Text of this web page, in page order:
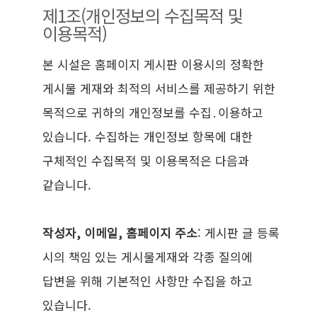
제1조(개인정보의 수집목적 및
이용목적)
본 시설은 홈페이지 게시판 이용시의 정확한
게시물 게재와 최적의 서비스를 제공하기 위한
목적으로 귀하의 개인정보를 수집․이용하고
있습니다. 수집하는 개인정보 항목에 대한
구체적인 수집목적 및 이용목적은 다음과
같습니다.
작성자, 이메일, 홈페이지 주소: 게시판 글 등록
시의 책임 있는 게시물게재와 각종 질의에
답변을 위해 기본적인 사항만 수집을 하고
있습니다.